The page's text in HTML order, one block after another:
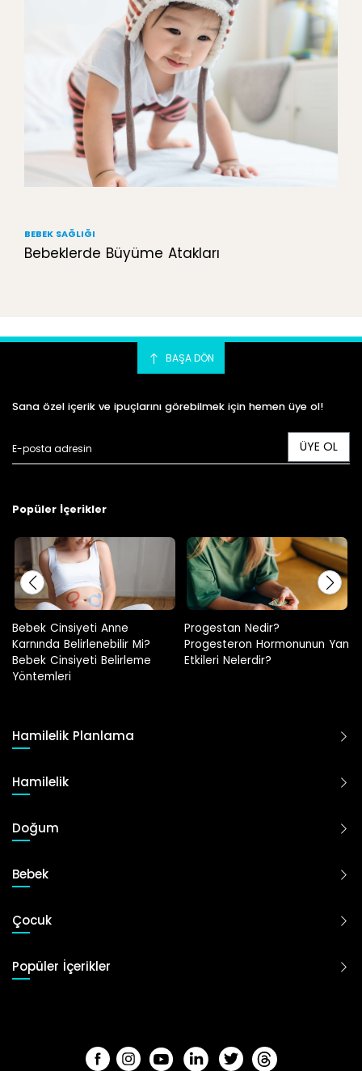
BEBEK SAĞLIĞI
Bebeklerde Büyüme Atakları
BAŞA DÖN
Sana özel içerik ve ipuçlarını görebilmek için hemen üye ol!
ÜYE OL
Popüler İçerikler
Progestan Nedir?
Progesteron Hormonunun Yan
Etkileri Nelerdir?
Hamilelikte Adet Görülür Mü?
Hamilelik Planlama
Hamilelik
Doğum
Bebek
Çocuk
Popüler İçerikler